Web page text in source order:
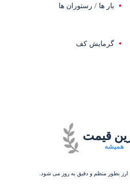
بار ها / رستوران ها
گرمایش کف
همیشه
قیمت
بطور منظم و دقیق به روز می شود.